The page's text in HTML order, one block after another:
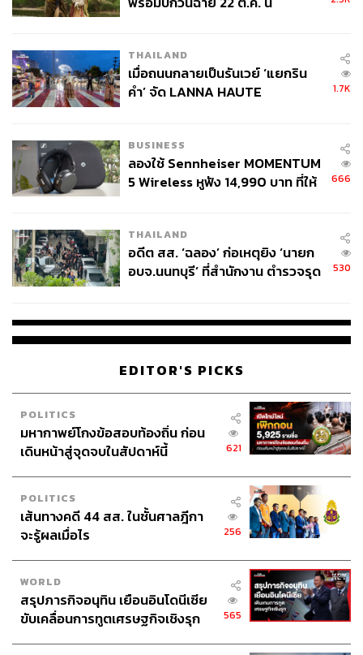
THAILAND
เมื่อถนนกลายเป็นรันเวย์ ‘แยกริน
คำ’ จัด LANNA HAUTE
1.7K
BUSINESS
ลองใช้ Sennheiser MOMENTUM
5 Wireless หูฟัง 14,990 บาท ที่ให้
666
THAILAND
อดีต สส. ‘ฉลอง’ ก่อเหตุยิง ‘นายก
อบจ.นนทบุรี’ ที่สำนักงาน ตำรวจรุด
530
EDITOR'S PICKS
POLITICS
มหากาพย์โกงข้อสอบท้องถิ่น ก่อน
เดินหน้าสู่จุดจบในสัปดาห์นี้
621
POLITICS
เส้นทางคดี 44 สส. ในชั้นศาลฎีกา
จะรู้ผลเมื่อไร
256
WORLD
สรุปภารกิจอนุทิน เยือนอินโดนีเซีย
ขับเคลื่อนการทูตเศรษฐกิจเชิงรุก
565